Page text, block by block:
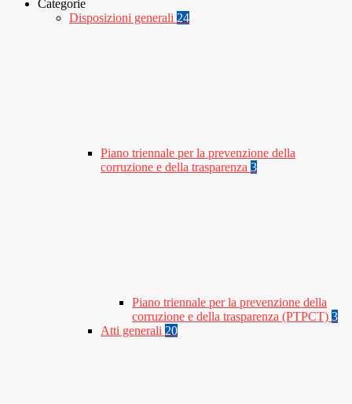
Categorie
Disposizioni generali 24
Piano triennale per la prevenzione della
corruzione e della trasparenza 3
Piano triennale per la prevenzione della
corruzione e della trasparenza (PTPCT) 3
Atti generali 20